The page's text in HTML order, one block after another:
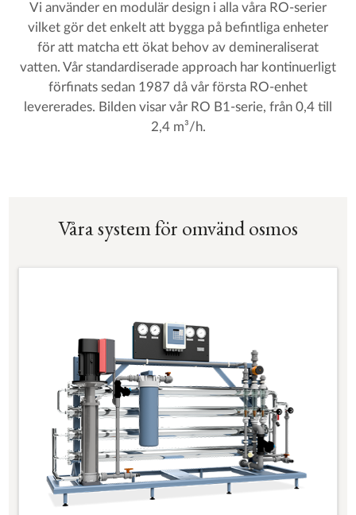
Vi använder en modulär design i alla våra RO-serier
vilket gör det enkelt att bygga på befintliga enheter
för att matcha ett ökat behov av demineraliserat
vatten. Vår standardiserade approach har kontinuerligt
förfinats sedan 1987 då vår första RO-enhet
levererades. Bilden visar vår RO B1-serie, från 0,4 till
2,4 m³/h.
Våra system för omvänd osmos